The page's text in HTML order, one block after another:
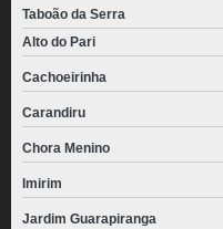
Taboão da Serra
Alto do Pari
Cachoeirinha
Carandiru
Chora Menino
Imirim
Jardim Guarapiranga